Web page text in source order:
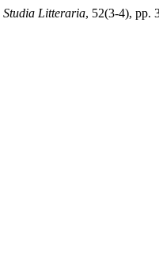
Studia Litteraria, 52(3-4), pp.